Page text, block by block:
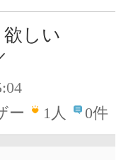
しい
ー
1人 0件